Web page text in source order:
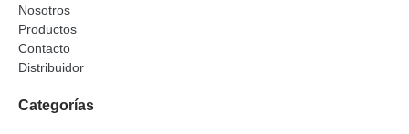
Nosotros
Productos
Contacto
Distribuidor
Categorías